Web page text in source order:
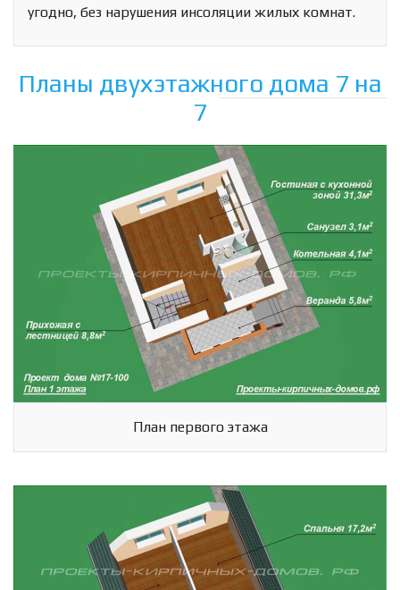
угодно, без нарушения инсоляции жилых комнат.
Планы двухэтажного дома 7 на
7
План первого этажа